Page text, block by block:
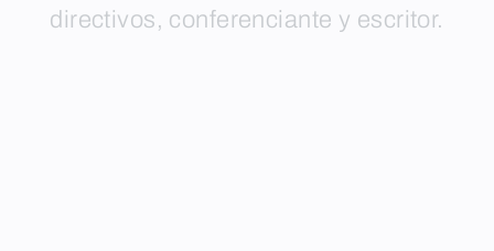
directivos, conferenciante y escritor.